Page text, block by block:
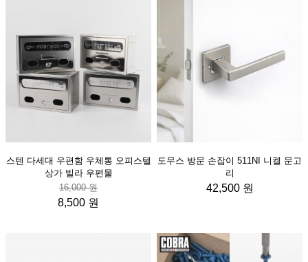
스텐 다세대 우편함 우체통 오피스텔
상가 빌라 우편물
16,000 원
8,500 원
도무스 방문 손잡이 511NI 니켈 문고
리
42,500 원